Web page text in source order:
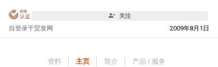
关注
自 2009年8月1日
登录于贸发网
资料 主页 简介 产品 / 服务